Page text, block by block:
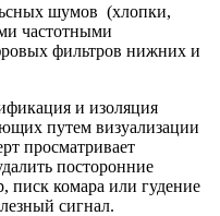
шумов (хлопки,
частотными
фильтров нижних и
и изоляция
путем визуализации
просматривает
посторонние
комара или гудение
сигнал.